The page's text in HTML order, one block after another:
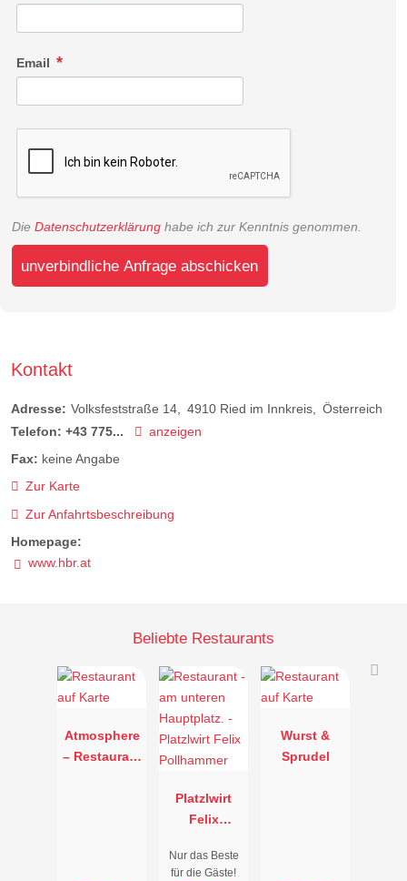
Email
Die Datenschutzerklärung habe ich zur Kenntnis genommen.
unverbindliche Anfrage abschicken
Kontakt
Adresse: Volksfeststraße 14 4910 Ried im Innkreis
Österreich
Telefon: +43 775...
anzeigen
Fax: keine Angabe
Zur Karte
Zur Anfahrtsbeschreibung
Homepage:
www.hbr.at
Beliebte Restaurants
Atmosphere
– Restaurant
Platzlwirt
Felix
Nur das Beste
für die Gäste!
Wurst &
Sprudel